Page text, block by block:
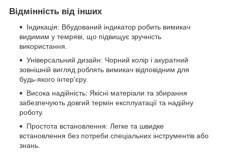
Відмінність від інших
Індикація: Вбудований індикатор робить вимикач
видимим у темряві, що підвищує зручність
використання.
Універсальний дизайн: Чорний колір і акуратний
зовнішній вигляд роблять вимикач відповідним для
будь-якого інтер'єру.
Висока надійність: Якісні матеріали та збирання
забезпечують довгий термін експлуатації та надійну
роботу.
Простота встановлення: Легке та швидке
встановлення без потреби спеціальних інструментів або
знань.